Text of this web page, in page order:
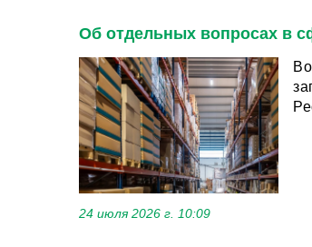
Об отдельных вопросах в
24 июля 2026 г. 10:09